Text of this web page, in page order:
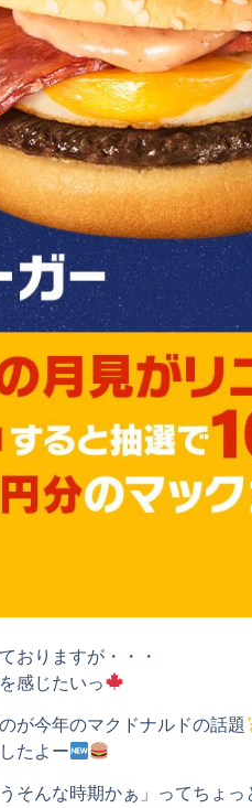
おりますが・・・
感じたいっ
が今年のマクドナルドの話題
たよー
そんな時期かぁ」ってちょ